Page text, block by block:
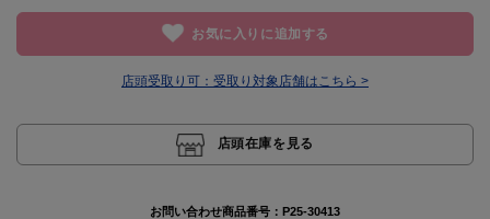
お気に入りに追加する
店頭受取り可： 受取り対象店舗はこちら >
店頭在庫を見る
お問い合わせ商品番号： P25-30413